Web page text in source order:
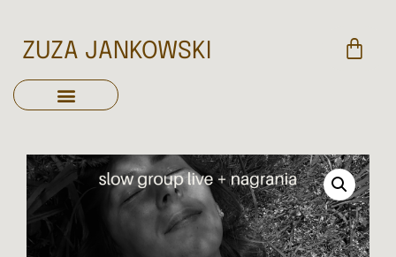
ZUZA JANKOWSKI